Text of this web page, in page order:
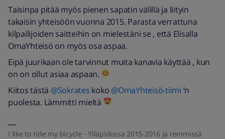
Taisinpa pitää myös pienen sapatin välillä ja liityin
takaisin yhteisöön vuonna 2015. Parasta verrattuna
kilpailijoiden saitteihin on mielestäni se , että Elisalla
OmaYhteisö on myös osa aspaa.
Eipä juurikaan ole tarvinnut muita kanavia käyttää , kun
on on ollut asiaa aspaan.
Kiitos tästä @Sokrates koko @OmaYhteisö-tiimi ‘n
puolesta. Lämmitti mieltä
I like to ride my bicycle - Ylläpidossa 2015-2016 ja remmissä